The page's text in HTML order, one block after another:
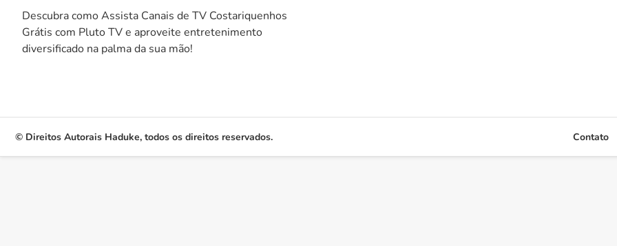
Descubra como Assista Canais de TV Costariquenhos
Grátis com Pluto TV e aproveite entretenimento
diversificado na palma da sua mão!
© Direitos Autorais Haduke, todos os direitos reservados. Contato